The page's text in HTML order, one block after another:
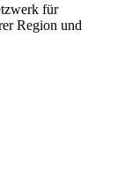
für
Region und